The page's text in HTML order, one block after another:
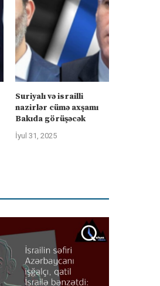
Suriyalı və israilli
nazirlər cümə axşamı
Bakıda görüşəcək
İyul 31, 2025